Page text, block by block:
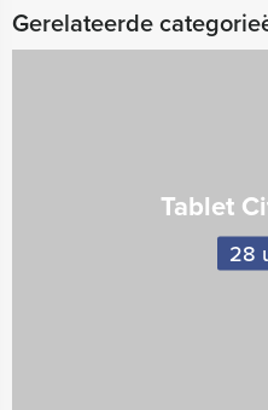
Gerelateerde
Tablet
28